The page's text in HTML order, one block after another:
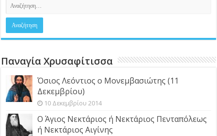
Παναγία Χρυσαφίτισσα
Όσιος Λεόντιος ο Μονεμβασιώτης (11
Δεκεμβρίου)
10 Δεκεμβρίου 2014
Ο Άγιος Νεκτάριος ή Νεκτάριος Πενταπόλεως
ή Νεκτάριος Αιγίνης